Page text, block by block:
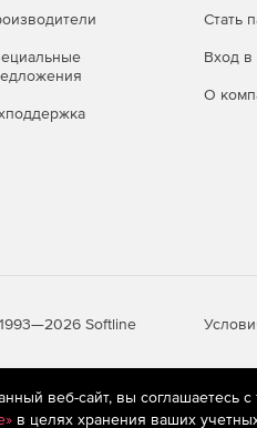
Стать
Вход в
О
Softline
рекомендательные технологии
веб-сайт, вы соглашаетесь
в целях хранения ваших